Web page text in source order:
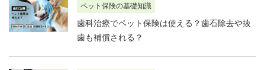
ペット保険の基礎知識
歯科治療でペット保険は使える？歯石除去や抜
歯も補償される？